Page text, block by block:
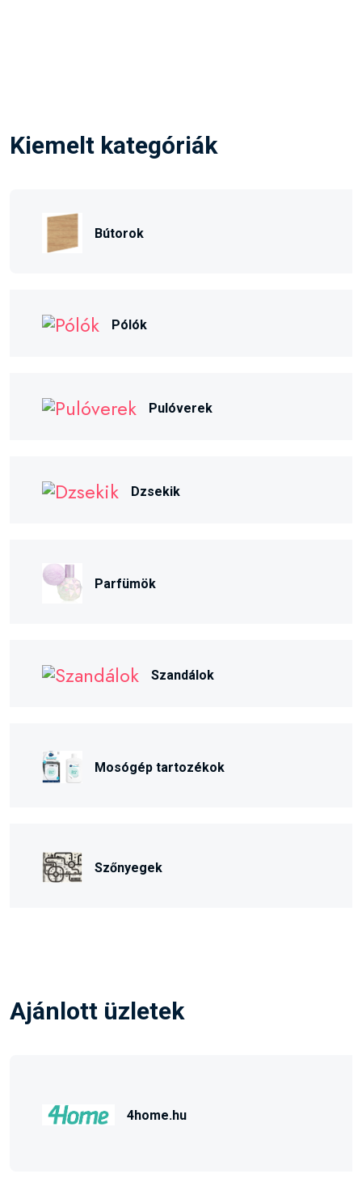
Kiemelt kategóriák
Bútorok
Pólók
Pulóverek
Dzsekik
Parfümök
Szandálok
Mosógép tartozékok
Szőnyegek
Ajánlott üzletek
4home.hu